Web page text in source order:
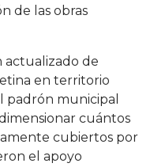
de las obras
actualizado de
en territorio
padrón municipal
cuántos
cubiertos por
el apoyo